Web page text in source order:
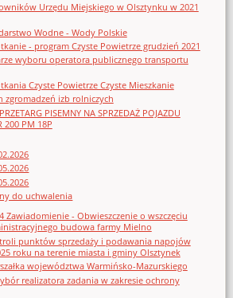
Urzędu Miejskiego w Olsztynku w 2021
Wodne - Wody Polskie
- program Czyste Powietrze grudzień 2021
wyboru operatora publicznego transportu
Czyste Powietrze Czyste Mieszkanie
zgromadzeń izb rolniczych
PISEMNY NA SPRZEDAŻ POJAZDU
200 PM 18P
do uchwalenia
Zawiadomienie - Obwieszczenie o wszczęciu
budowa farmy Mielno
punktów sprzedaży i podawania napojów
roku na terenie miasta i gminy Olsztynek
województwa Warmińsko-Mazurskiego
realizatora zadania w zakresie ochrony